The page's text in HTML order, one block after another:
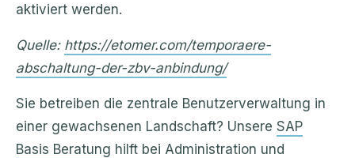
aktiviert werden.
Quelle: https://etomer.com/temporaere-
abschaltung-der-zbv-anbindung/
Sie betreiben die zentrale Benutzerverwaltung in
einer gewachsenen Landschaft? Unsere SAP
Basis Beratung hilft bei Administration und